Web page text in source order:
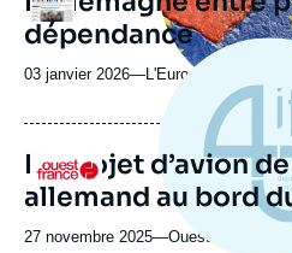
ou
émission
dépendance
03 janvier 2026—Nom
journal,
ou
émission
L'Europe
Logo
Le projet d’avion
allemand au bord
27 novembre 2025—Nom
Ouest France